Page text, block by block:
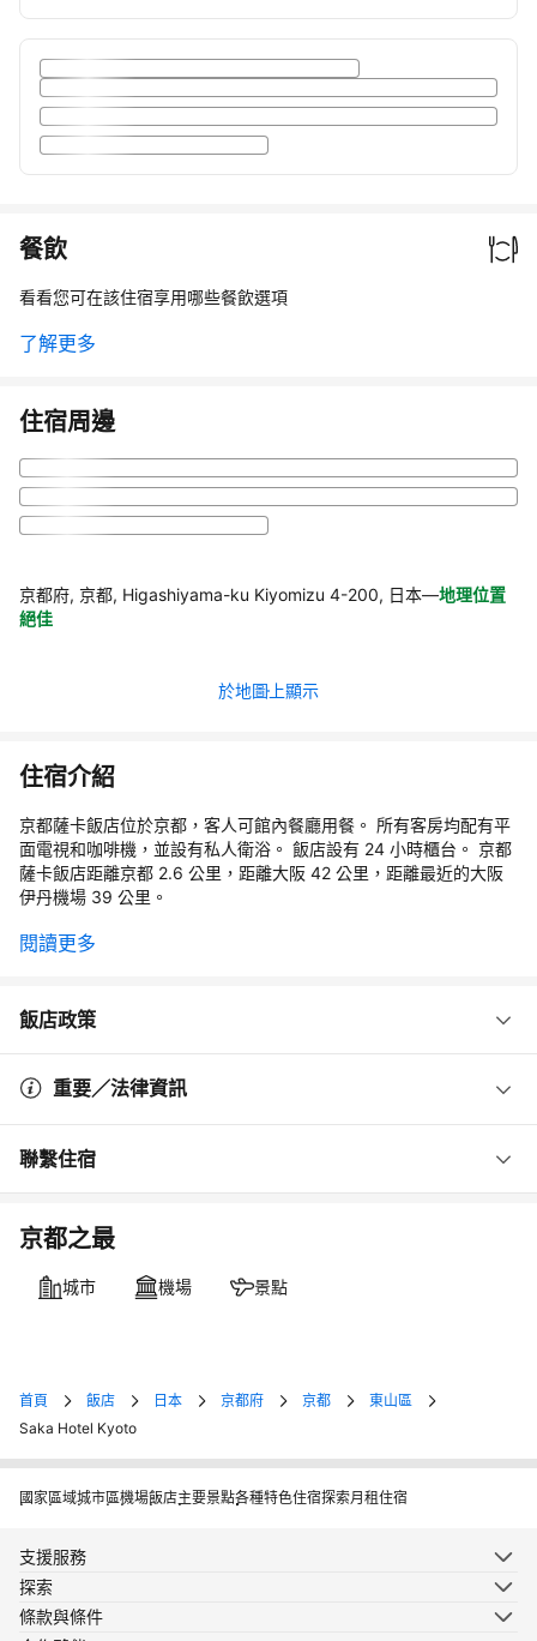
餐飲
看看您可在該住宿享用哪些餐飲選項
了解更多
住宿周邊
京都府, 京都, Higashiyama-ku Kiyomizu 4-200, 日本—地理位置
絕佳
於地圖上顯示
住宿介紹
京都薩卡飯店位於京都，客人可館內餐廳用餐。 所有客房均配有平
面電視和咖啡機，並設有私人衛浴。 飯店設有 24 小時櫃台。 京都
薩卡飯店距離京都 2.6 公里，距離大阪 42 公里，距離最近的大阪
伊丹機場 39 公里。
閱讀更多
飯店政策
重要／法律資訊
聯繫住宿
京都之最
城市 機場 景點
首頁 飯店 日本 京都府 京都
東山區
Saka Hotel Kyoto
國家區域城市區機場飯店主要景點各種特色住宿探索月租住宿
支援服務
探索
條款與條件